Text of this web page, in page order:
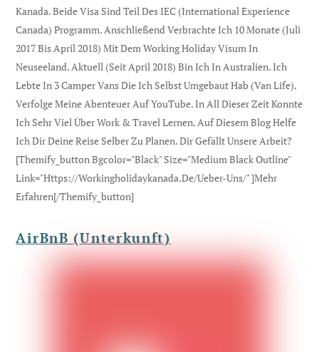
Kanada. Beide Visa Sind Teil Des IEC (international Experience
Canada) Programm. Anschließend Verbrachte Ich 10 Monate (Juli
2017 Bis April 2018) Mit Dem Working Holiday Visum In
Neuseeland. Aktuell (seit April 2018) Bin Ich In Australien. Ich
Lebte In 3 Camper Vans Die Ich Selbst Umgebaut Hab (Van Life).
Verfolge Meine Abenteuer Auf YouTube. In All Dieser Zeit Konnte
Ich Sehr Viel Über Work & Travel Lernen. Auf Diesem Blog Helfe
Ich Dir Deine Reise Selber Zu Planen. Dir Gefällt Unsere Arbeit?
[themify_button Bgcolor="black" Size="medium Black Outline"
Link="https://workingholidaykanada.de/ueber-Uns/" ]Mehr
Erfahren[/themify_button]
AirBnB (Unterkunft)